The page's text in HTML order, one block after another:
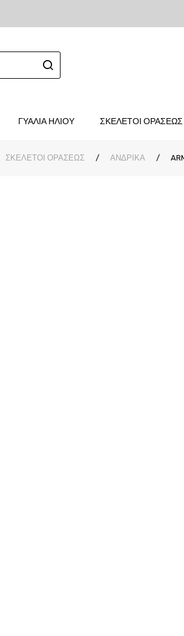
ΓΥΑΛΙΑ ΗΛΙΟΥ ΣΚΕΛΕΤΟΙ ΟΡΑΣΕΩΣ
ΣΚΕΛΕΤΟΙ ΟΡΑΣΕΩΣ / ΑΝΔΡΙΚΑ /